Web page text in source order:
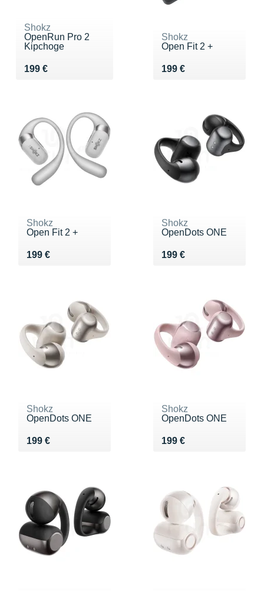
Shokz
OpenRun Pro 2
Kipchoge
199 €
Vendu 199 €
Shokz
Open Fit 2 +
199 €
Vendu 199 €
Shokz
Open Fit 2 +
199 €
Vendu 199 €
Shokz
OpenDots ONE
199 €
Vendu 199 €
Shokz
OpenDots ONE
199 €
Vendu 199 €
Shokz
OpenDots ONE
199 €
Vendu 199 €